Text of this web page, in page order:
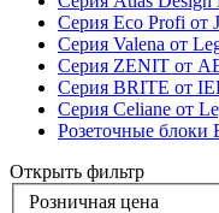
Серия Eco Profi от
Серия Valena от
Серия ZENIT от
Серия BRITE от
Серия Celiane от
Розеточные блоки
Открыть фильтр
Розничная цена